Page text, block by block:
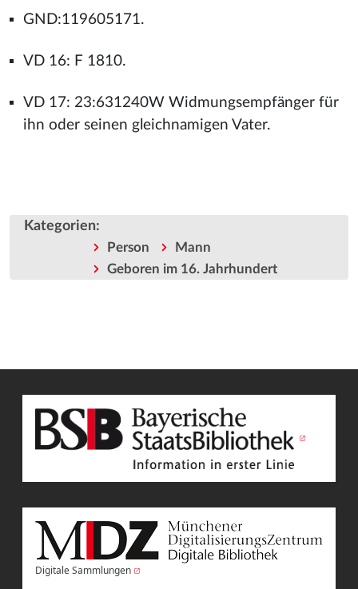
GND:119605171.
VD 16: F 1810.
VD 17: 23:631240W Widmungsempfänger für
ihn oder seinen gleichnamigen Vater.
Kategorien:
Person
Mann
Geboren im 16. Jahrhundert
Digitale Sammlungen